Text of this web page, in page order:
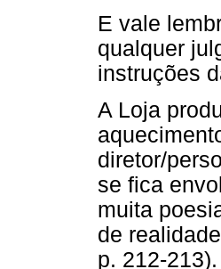
E vale
qualquer
instruções
A Loja
diretor/
se fica
muita
de
p. 212-